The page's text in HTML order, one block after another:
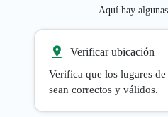
Aquí hay
Verificar ubicación
Verifica que los lugares
sean correctos y válidos.